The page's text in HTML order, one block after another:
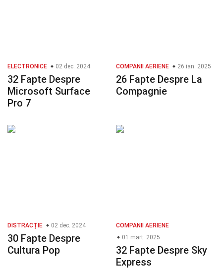
ELECTRONICE 02 dec. 2024
32 Fapte Despre
Microsoft Surface
Pro 7
COMPANII AERIENE 26 ian. 2025
26 Fapte Despre La
Compagnie
DISTRACȚIE 02 dec. 2024
30 Fapte Despre
Cultura Pop
COMPANII AERIENE
01 mart. 2025
32 Fapte Despre Sky
Express